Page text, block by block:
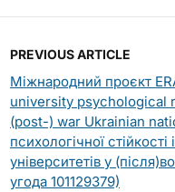
PREVIOUS ARTICLE
Міжнародний проєкт
university psychological
(post-) war Ukrainian
психологічної
університетів у
угода 101129379)